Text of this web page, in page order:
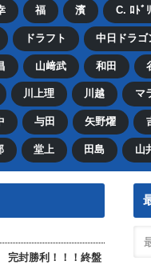
福 濱 C. ﾛﾄﾞ
ドラフト 中日ドラゴ
山﨑武 和田
川上理 川越 マ
与田 矢野燿
堂上 田島 山
完封勝利！！！終盤